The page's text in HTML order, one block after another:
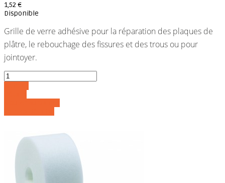
1,52 €
Disponible
Grille de verre adhésive pour la réparation des plaques de
plâtre, le rebouchage des fissures et des trous ou pour
jointoyer.